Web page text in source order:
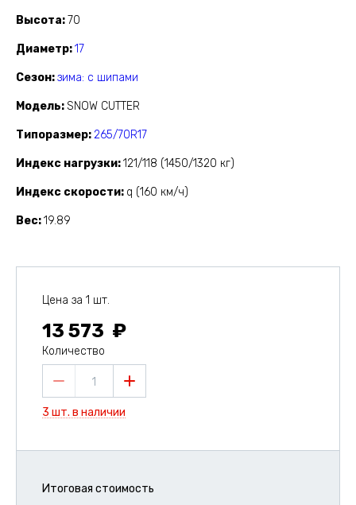
Высота 70
Диаметр 17
Сезон зима: с шипами
Модель SNOW CUTTER
Типоразмер 265/70R17
Индекс нагрузки 121/118 (1450/1320 кг)
Индекс скорости q (160 км/ч)
Вес 19.89
Цена за 1 шт.
13 573
Количество
1
3 шт. в наличии
Итоговая стоимость